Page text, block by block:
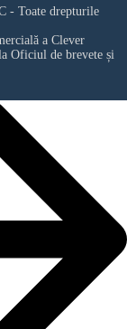
- Toate drepturile
a Clever
Oficiul de brevete și